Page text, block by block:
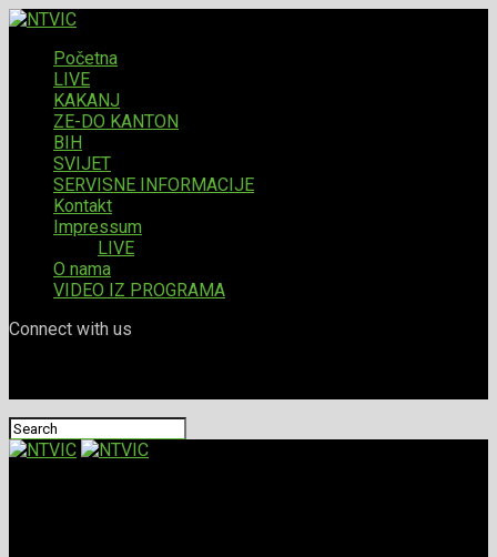
Početna
LIVE
KAKANJ
ZE-DO KANTON
BIH
SVIJET
SERVISNE INFORMACIJE
Kontakt
Impressum
LIVE
O nama
VIDEO IZ PROGRAMA
Connect with us